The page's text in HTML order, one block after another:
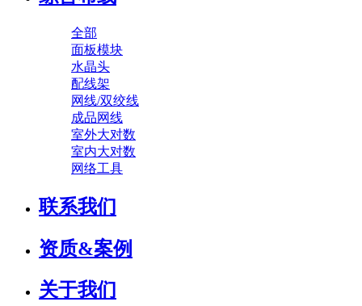
全部
面板模块
水晶头
配线架
网线/双绞线
成品网线
室外大对数
室内大对数
网络工具
联系我们
资质&案例
关于我们